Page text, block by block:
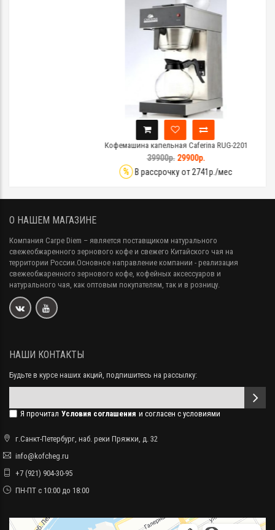
Кофемашина капельная Caferina RUG-2201
29900р.
В рассрочку от 2741р./мес
О НАШЕМ МАГАЗИНЕ
Компания Carpe Diem – является поставщиком натурального
свежеобжаренного зернового кофе и свежего Китайского чая на
территории России.Основное направление компании - реализация
свежеобжаренного зернового кофе, кофейных аксессуаров и
натурального чая, как оптовым покупателям, так и в розницу.
НАШИ КОНТАКТЫ
Будьте в курсе наших акций, подпишитесь на рассылку:
Я прочитал Условия соглашения и согласен с условиями
г.Санкт-Петербург, наб. реки Пряжки, д. 32
info@kofcheg.ru
+7 (921) 904-30-95
ПН-ПТ с 10:00 до 18:00